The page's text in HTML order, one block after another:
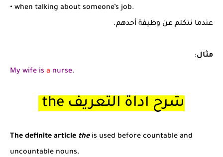
• when talking about someone’s job.
عندما نتكلم عن وظيفة أحدهم.
مثال:
My wife is a nurse.
شرح أداة التعريف the
The definite article theis used before countable and
uncountable nouns.